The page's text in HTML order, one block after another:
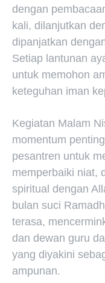
dengan
kali, dilanjutkan
dipanjatkan
Setiap lantunan
untuk memohon
keteguhan iman
Kegiatan Malam
momentum
pesantren untuk
memperbaiki niat,
spiritual dengan
bulan suci
terasa,
dan dewan guru
yang diyakini
ampunan.